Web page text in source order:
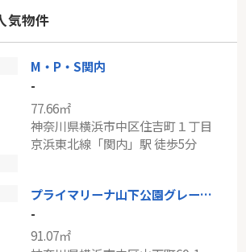
99.35㎡
神奈川県横浜市鶴見区矢向４丁目
気物件
M・P・S関内
-
77.66㎡
神奈川県横浜市中区住吉町１丁目
京浜東北線「関内」駅 徒歩5分
プライマリーナ山下公園グレーシアタワー
-
91.07㎡